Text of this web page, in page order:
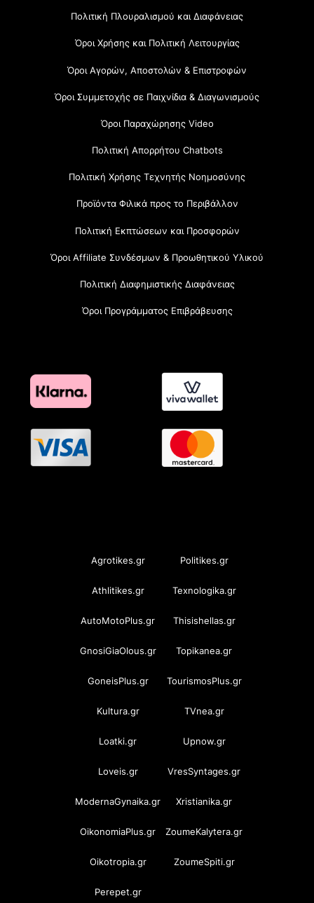
Πολιτική Πλουραλισμού και Διαφάνειας
Όροι Χρήσης και Πολιτική Λειτουργίας
Όροι Αγορών, Αποστολών & Επιστροφών
Όροι Συμμετοχής σε Παιχνίδια & Διαγωνισμούς
Όροι Παραχώρησης Video
Πολιτική Απορρήτου Chatbots
Πολιτική Χρήσης Τεχνητής Νοημοσύνης
Προϊόντα Φιλικά προς το Περιβάλλον
Πολιτική Εκπτώσεων και Προσφορών
Όροι Affiliate Συνδέσμων & Προωθητικού Υλικού
Πολιτική Διαφημιστικής Διαφάνειας
Όροι Προγράμματος Επιβράβευσης
Agrotikes.gr Politikes.gr
Athlitikes.gr Texnologika.gr
AutoMotoPlus.gr Thisishellas.gr
GnosiGiaOlous.gr Topikanea.gr
GoneisPlus.gr TourismosPlus.gr
Kultura.gr TVnea.gr
Loatki.gr Upnow.gr
Loveis.gr VresSyntages.gr
ModernaGynaika.gr Xristianika.gr
OikonomiaPlus.gr ZoumeKalytera.gr
Oikotropia.gr ZoumeSpiti.gr
Perepet.gr